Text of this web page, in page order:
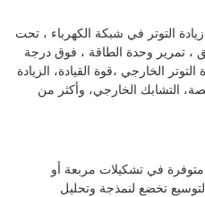
التوتر في شبكة الكهرباء ، تحت
، تمرير وحدة الطاقة ، فوق درجة
الخارجي ،قوة القيادة، الزيادة
التشابك الخارجي، وأكثر من
في تشكيلات مربعة أو
تخضع لنمذجة وتحليل